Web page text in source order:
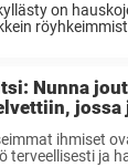
on
Nunna
–
ihmiset
terveellisesti ja